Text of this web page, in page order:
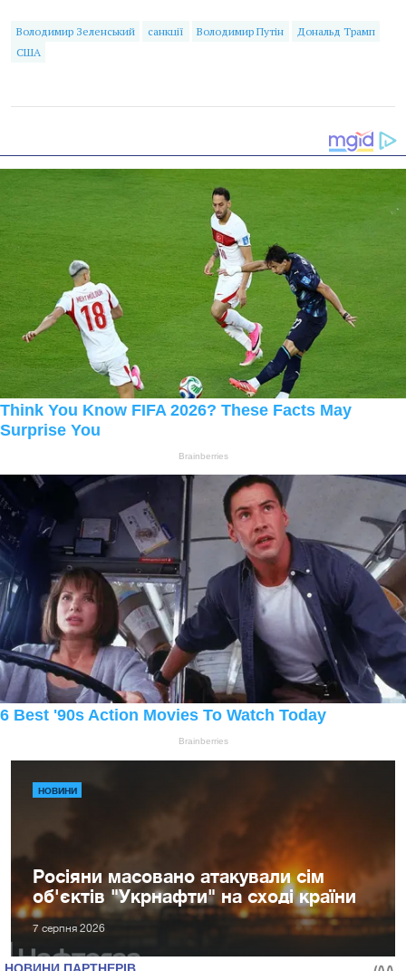
Володимир Зеленський санкції Володимир Путін
Дональд Трамп
США
НОВИНИ
Росіяни масовано атакували сім
об'єктів "Укрнафти" на сході країни
7 серпня 2026